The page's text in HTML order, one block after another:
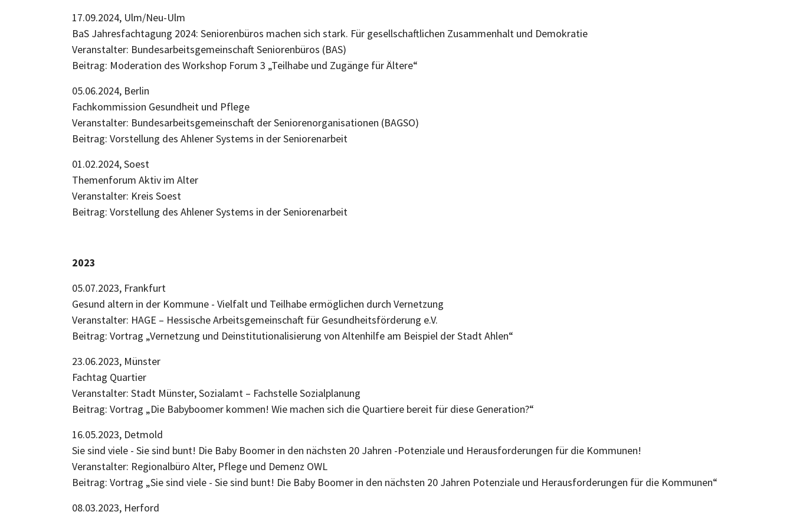
17.09.2024, Ulm/Neu-Ulm
BaS Jahresfachtagung 2024: Seniorenbüros machen sich stark. Für gesellschaftlichen Zusammenhalt und Demokratie
Veranstalter: Bundesarbeitsgemeinschaft Seniorenbüros (BAS)
Beitrag: Moderation des Workshop Forum 3 „Teilhabe und Zugänge für Ältere“
05.06.2024, Berlin
Fachkommission Gesundheit und Pflege
Veranstalter: Bundesarbeitsgemeinschaft der Seniorenorganisationen (BAGSO)
Beitrag: Vorstellung des Ahlener Systems in der Seniorenarbeit
01.02.2024, Soest
Themenforum Aktiv im Alter
Veranstalter: Kreis Soest
Beitrag: Vorstellung des Ahlener Systems in der Seniorenarbeit
2023
05.07.2023, Frankfurt
Gesund altern in der Kommune - Vielfalt und Teilhabe ermöglichen durch Vernetzung
Veranstalter: HAGE – Hessische Arbeitsgemeinschaft für Gesundheitsförderung e.V.
Beitrag: Vortrag „Vernetzung und Deinstitutionalisierung von Altenhilfe am Beispiel der Stadt Ahlen“
23.06.2023, Münster
Fachtag Quartier
Veranstalter: Stadt Münster, Sozialamt – Fachstelle Sozialplanung
Beitrag: Vortrag „Die Babyboomer kommen! Wie machen sich die Quartiere bereit für diese Generation?“
16.05.2023, Detmold
Sie sind viele - Sie sind bunt! Die Baby Boomer in den nächsten 20 Jahren -Potenziale und Herausforderungen für die Kommunen!
Veranstalter: Regionalbüro Alter, Pflege und Demenz OWL
Beitrag: Vortrag „Sie sind viele - Sie sind bunt! Die Baby Boomer in den nächsten 20 Jahren Potenziale und Herausforderungen für die Kommunen“
08.03.2023, Herford